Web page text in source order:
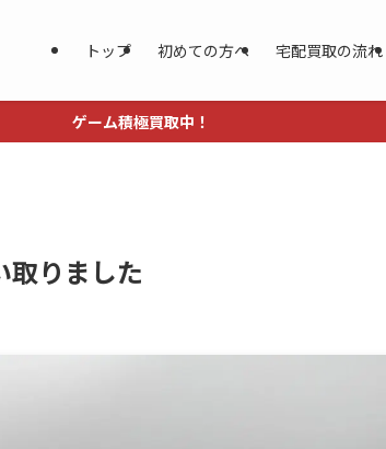
トップ 初めての方へ 宅配買取の流れ
ゲーム積極買取中！
取りました